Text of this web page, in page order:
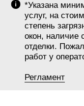
*Указана
услуг, на
степень
окон, наличие
отделки.
работ у
Регламент